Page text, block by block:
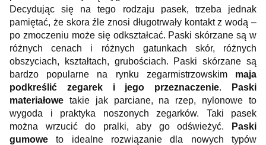
Decydując się na tego rodzaju pasek, trzeba jednak
pamiętać, że skora źle znosi długotrwały kontakt z wodą –
po zmoczeniu może się odkształcać. Paski skórzane są w
różnych cenach i różnych gatunkach skór, różnych
obszyciach, kształtach, grubościach. Paski skórzane są
bardzo popularne na rynku zegarmistrzowskim maja
podkreślić zegarek i jego przeznaczenie. Paski
materiałowe takie jak parciane, na rzep, nylonowe to
wygoda i praktyka noszonych zegarków. Taki pasek
można wrzucić do pralki, aby go odświeżyć.
Paski
gumowe to idealne rozwiązanie dla nowych typów